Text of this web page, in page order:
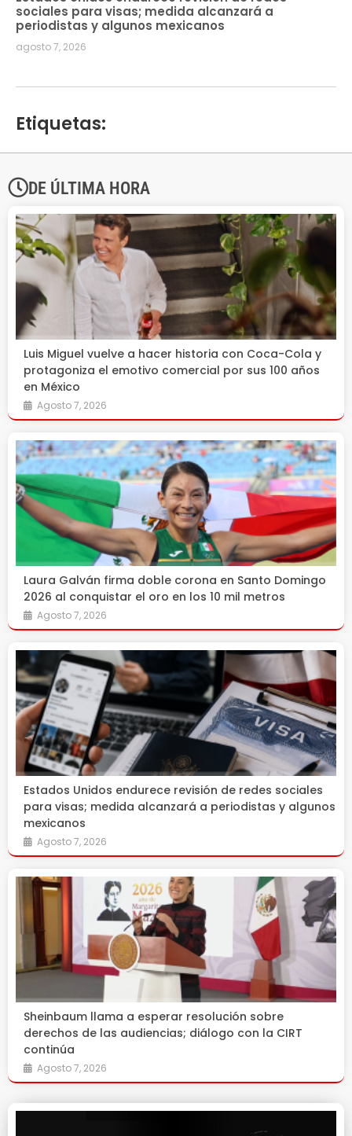
sociales para visas; medida alcanzará a
periodistas y algunos mexicanos
agosto 7, 2026
Etiquetas:
DE ÚLTIMA HORA
Luis Miguel vuelve a hacer historia con Coca-Cola y
protagoniza el emotivo comercial por sus 100 años
en México
Agosto 7, 2026
Laura Galván firma doble corona en Santo Domingo
2026 al conquistar el oro en los 10 mil metros
Agosto 7, 2026
Estados Unidos endurece revisión de redes sociales
para visas; medida alcanzará a periodistas y algunos
mexicanos
Agosto 7, 2026
Sheinbaum llama a esperar resolución sobre
derechos de las audiencias; diálogo con la CIRT
continúa
Agosto 7, 2026